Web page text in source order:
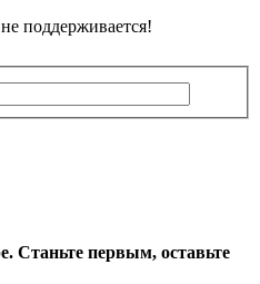
поддерживается!
Станьте первым, оставьте